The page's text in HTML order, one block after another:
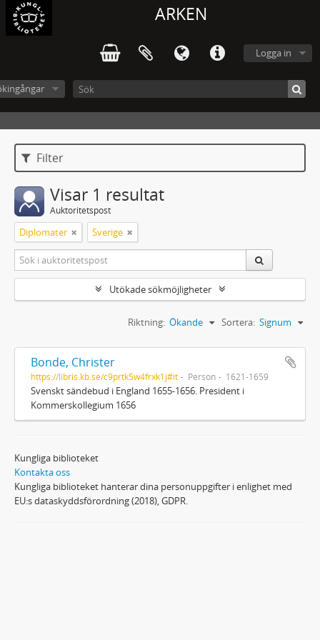
ARKEN
Logga in
Filter
Visar 1 resultat
Auktoritetspost
Diplomater Sverige
Utökade sökmöjligheter
Sortera: Signum
Riktning: Ökande
Bonde, Christer
https://libris.kb.se/c9prtk5w4frxk1j#it Person 1621-1659
Svenskt sändebud i England 1655-1656. President i
Kommerskollegium 1656
Kungliga biblioteket
Kontakta oss
Kungliga biblioteket hanterar dina personuppgifter i enlighet med
EU:s dataskyddsförordning (2018), GDPR.